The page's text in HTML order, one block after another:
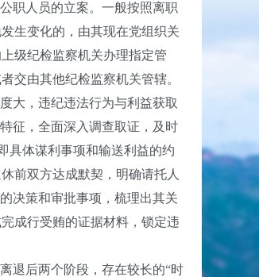
职人员的立案。一般按照离职
生变化的，由其现在党组织关
级纪检监察机关办理指定管
交由其他纪检监察机关管辖。
大，违纪违法行为与利益获取
征，全面深入调查取证，及时
具体谋利事项和输送利益的约
前双方达成默契，明确请托人
决策和审批事项，梳理出其关
成行受贿的证据材料，锁定违
退后两个阶段，存在较长的“时